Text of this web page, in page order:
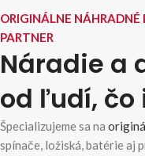
ORIGINÁLNE
PARTNER
Náradie a
od ľudí, čo
Špecializujeme sa na
spínače, ložiská, batérie aj